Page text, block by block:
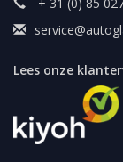
+ 31 (0) 85
Lees onze